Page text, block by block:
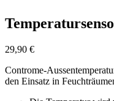
29,90 €
Controme-
den Einsatz in